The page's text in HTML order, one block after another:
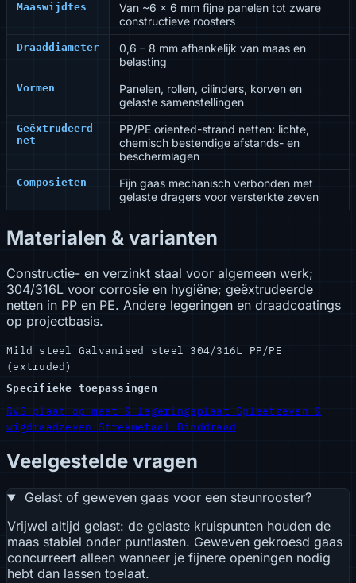
Maaswijdtes
Van ~6 × 6 mm fijne panelen tot zware
constructieve roosters
Draaddiameter
0,6 – 8 mm afhankelijk van maas en
belasting
Vormen
Panelen, rollen, cilinders, korven en
gelaste samenstellingen
Geëxtrudeerd
net
PP/PE oriented-strand netten: lichte,
chemisch bestendige afstands- en
beschermlagen
Composieten
Fijn gaas mechanisch verbonden met
gelaste dragers voor versterkte zeven
Materialen & varianten
Constructie- en verzinkt staal voor algemeen werk;
304/316L voor corrosie en hygiëne; geëxtrudeerde
netten in PP en PE. Andere legeringen en draadcoatings
op projectbasis.
Mild steel Galvanised steel304/316L PP/PE
(extruded)
Specifieke toepassingen
RVS plaat op maat & legeringsplaatSpleetzeven &
wigdraadzeven Strekmetaal Binddraad
Veelgestelde vragen
Gelast of geweven gaas voor een steunrooster?
Vrijwel altijd gelast: de gelaste kruispunten houden de
maas stabiel onder puntlasten. Geweven gekroesd gaas
concurreert alleen wanneer je fijnere openingen nodig
hebt dan lassen toelaat.